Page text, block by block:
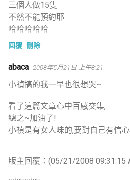
三個人做15隻
不然不能預約耶
哈哈哈哈哈
回覆 刪除
abaca 2008年5月21日 上午8:21
小禎搞的我一早也很想哭~
看了這篇文章心中百感交集,
總之~加油了!
小禎是有女人味的,要對自己有信心.
版主回覆：(05/21/2008 09:31:15